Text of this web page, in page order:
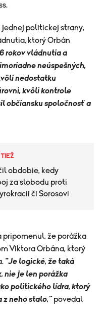
jednej politickej strany,
ktorý Orbán
rokov vládnutia a
neúspešných,
nedostatku
kvôli kontrole
občiansku spoločnosť a
TIEŽ
obdobie, kedy
za slobodu proti
či Sorosovi
pripomenul, že porážka
Viktora Orbána, ktorý
"Je logické, že taká
nie je len porážka
politického lídra, ktorý
z neho stalo,“povedal